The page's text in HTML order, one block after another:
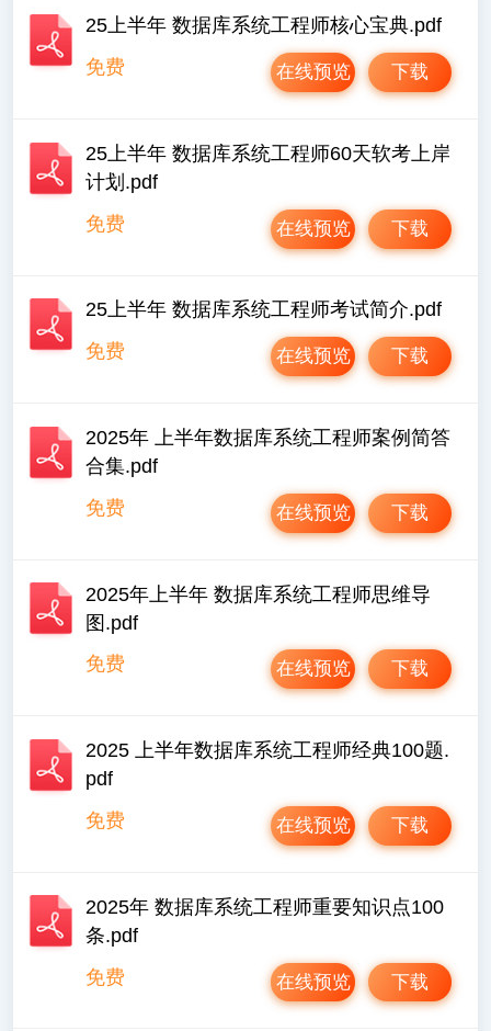
25上半年 数据库系统工程师核心宝典.pdf
免费
下载
在线预览
25上半年 数据库系统工程师60天软考上岸
计划.pdf
免费
下载
在线预览
25上半年 数据库系统工程师考试简介.pdf
免费
下载
在线预览
2025年 上半年数据库系统工程师案例简答
合集.pdf
免费
下载
在线预览
2025年上半年 数据库系统工程师思维导
图.pdf
免费
下载
在线预览
2025 上半年数据库系统工程师经典100题.
pdf
免费
下载
在线预览
2025年 数据库系统工程师重要知识点100
条.pdf
免费
下载
在线预览